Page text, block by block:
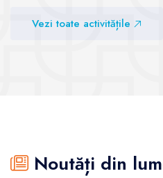
Vezi sălile
Vezi toate activitățile
Noutăți din